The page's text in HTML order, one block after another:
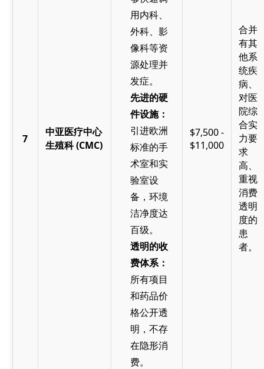
7
中亚医疗中心
生殖科 (CMC)
用内科、
外科、影
像科等资
源处理并
发症。
先进的硬
件设施：
引进欧洲
标准的手
术室和实
验室设
备，环境
洁净度达
百级。
透明的收
费体系：
所有项目
和药品价
格公开透
明，不存
在隐形消
费。
$7,500 -
$11,000
合并
有其
他系
统疾
病、
对医
院综
合实
力要
求
高、
重视
消费
透明
度的
患
者。